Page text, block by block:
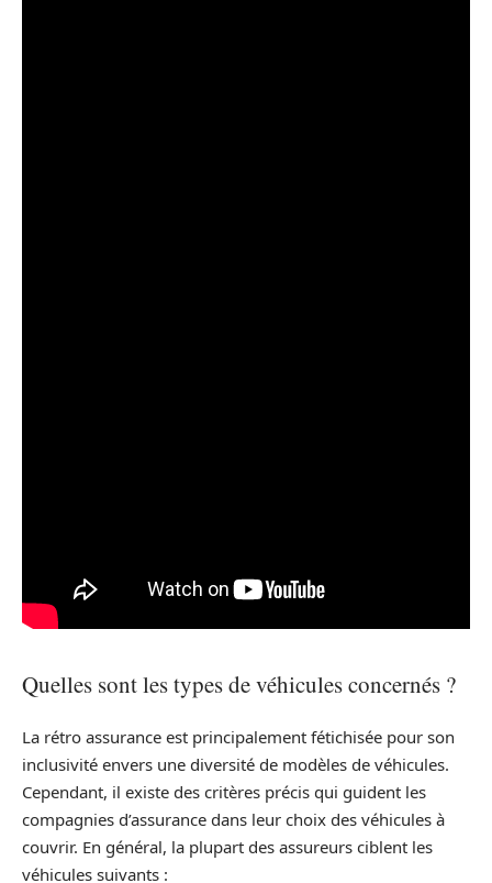
Quelles sont les types de véhicules concernés ?
La rétro assurance est principalement fétichisée pour son
inclusivité envers une diversité de modèles de véhicules.
Cependant, il existe des critères précis qui guident les
compagnies d’assurance dans leur choix des véhicules à
couvrir. En général, la plupart des assureurs ciblent les
véhicules suivants :